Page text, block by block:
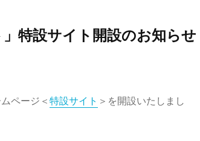
特設サイト開設のお知らせ
ページ＜特設サイト ＞を開設いたしまし